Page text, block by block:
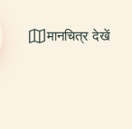
मानचित्र देखें